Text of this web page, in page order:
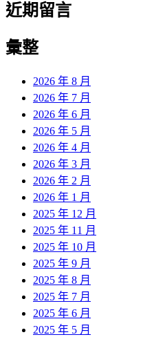
近期留言
彙整
2026 年 8 月
2026 年 7 月
2026 年 6 月
2026 年 5 月
2026 年 4 月
2026 年 3 月
2026 年 2 月
2026 年 1 月
2025 年 12 月
2025 年 11 月
2025 年 10 月
2025 年 9 月
2025 年 8 月
2025 年 7 月
2025 年 6 月
2025 年 5 月